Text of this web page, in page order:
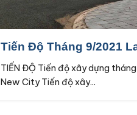
Tiến Độ Tháng 9/2021
TIẾN ĐỘ Tiến độ xây dựng
New City Tiến độ xây...